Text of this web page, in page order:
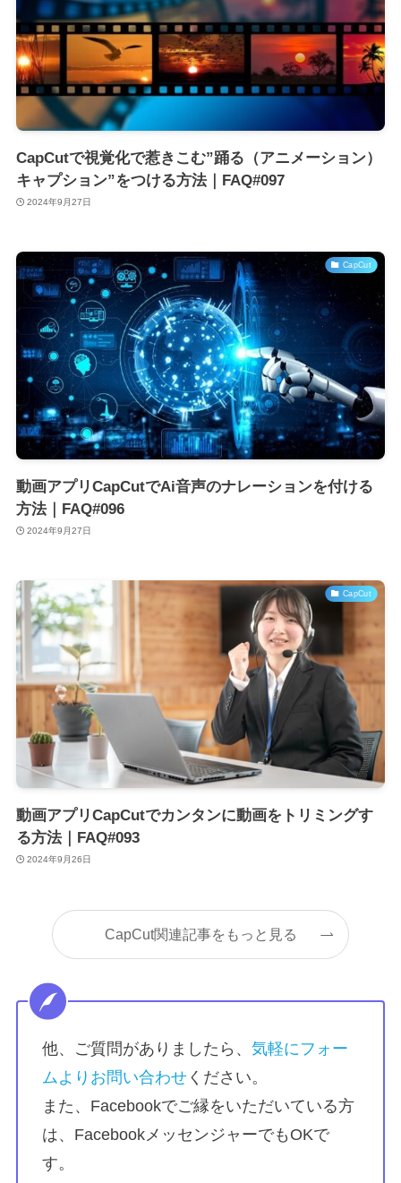
CapCutで視覚化で惹きこむ”踊る（アニメーション）
キャプション”をつける方法｜FAQ#097
2024年9月27日
CapCut
動画アプリCapCutでAi音声のナレーションを付ける
方法｜FAQ#096
2024年9月27日
CapCut
動画アプリCapCutでカンタンに動画をトリミングす
る方法｜FAQ#093
2024年9月26日
CapCut関連記事をもっと見る
他、ご質問がありましたら、 気軽にフォー
ムよりお問い合わせください。
また、Facebookでご縁をいただいている方
は、FacebookメッセンジャーでもOKで
す。